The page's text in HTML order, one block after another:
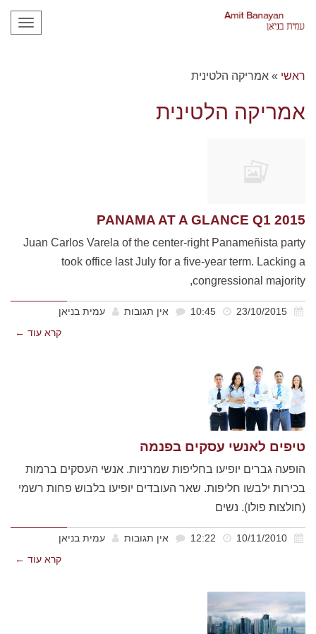
ראשי » אמריקה הלטינית
אמריקה הלטינית
PANAMA AT A GLANCE Q1 2015
Juan Carlos Varela of the center-right Panameñista party
took office last July for a five-year term. Lacking a
congressional majority,
אין תגובות
עמית בניאן
קרא עוד ←
טיפים לאנשי עסקים בפנמה
הופעה גברים יופיעו בחליפות שמרניות. אנשי העסקים ברמות
בכירות ילבשו חליפות. שאר העובדים יופיעו בלבוש פחות רשמי
(חולצות פולו). נשים
אין תגובות
עמית בניאן
קרא עוד ←